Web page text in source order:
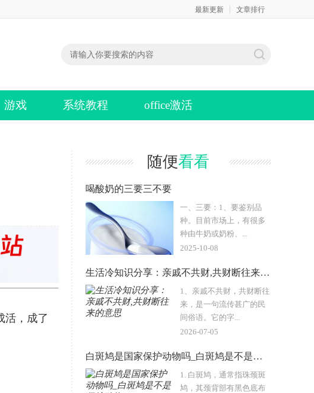
最新更新 文章排行
游戏 系统教程 office激活
活，成了
随便看看
喝酸奶的三要三不要
一、三要：1、要鉴别品
种。目前市场上，有很多
种由牛奶或奶粉、...
2025-10-08
生活冷知识分享：亲戚不共财,共财断往来的意思
1、亲戚不共财，共财断往
来，是一句流传甚广的民
间俗语。它的字...
2026-07-05
白斑鸠是国家保护动物吗_白斑鸠是不是保护动物
1. 白斑鸠，通常指珠颈斑
鸠，其颈背部有黑色底布